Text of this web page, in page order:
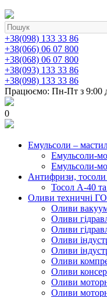
+38(098) 133 33 86
+38(066) 06 07 800
+38(068) 06 07 800
+38(093) 133 33 86
+38(098) 133 33 86
Працюємо: Пн-Пт з 9:00
0
Емульсоли –
Емульсоли-
Емульсоли-
Антифризи, тосоли
Тосол А-40 та
Оливи техничні
Оливи
Оливи
Оливи
Оливи
Оливи
Оливи
Оливи
Оливи
Оливи